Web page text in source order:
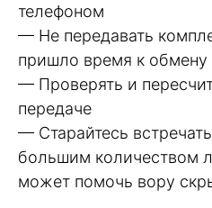
телефоном
— Не передавать
пришло время к обмену
— Проверять и
передаче
— Старайтесь
большим количеством
может помочь вору